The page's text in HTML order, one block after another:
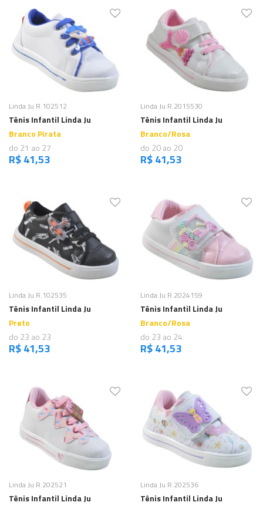
Comprar
Linda Ju R.102512
Tênis Infantil Linda Ju
Branco Pirata
do 21 ao 27
R$ 41,53
Comprar
Linda Ju R.2015530
Tênis Infantil Linda Ju
Branco/Rosa
do 20 ao 20
R$ 41,53
Comprar
Linda Ju R.102535
Tênis Infantil Linda Ju
Preto
do 23 ao 23
R$ 41,53
Comprar
Linda Ju R.2024159
Tênis Infantil Linda Ju
Branco/Rosa
do 23 ao 24
R$ 41,53
Comprar
Linda Ju R.202521
Tênis Infantil Linda Ju
Comprar
Linda Ju R.202536
Tênis Infantil Linda Ju